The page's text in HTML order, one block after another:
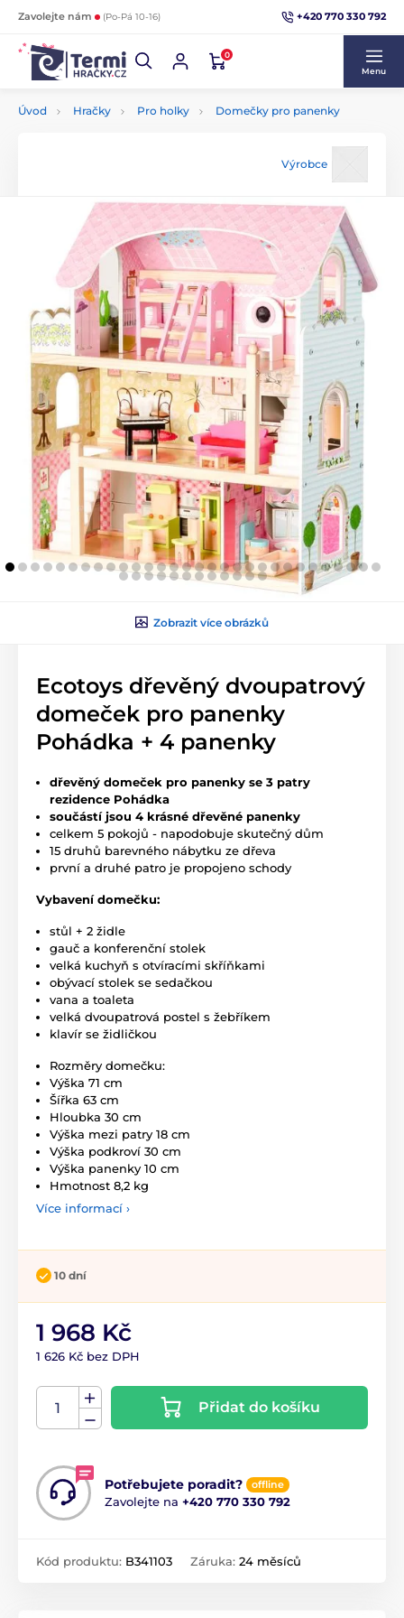
Zavolejte nám (Po-Pá 10-16) +420 770 330 792
0
Menu
Úvod Hračky Pro holky Domečky pro panenky
Výrobce
Zobrazit více obrázků
Ecotoys dřevěný dvoupatrový
domeček pro panenky
Pohádka + 4 panenky
dřevěný domeček pro panenky se 3 patry
rezidence Pohádka
součástí jsou 4 krásné dřevěné panenky
celkem 5 pokojů - napodobuje skutečný dům
15 druhů barevného nábytku ze dřeva
první a druhé patro je propojeno schody
Vybavení domečku:
stůl + 2 židle
gauč a konferenční stolek
velká kuchyň s otvíracími skříňkami
obývací stolek se sedačkou
vana a toaleta
velká dvoupatrová postel s žebříkem
klavír se židličkou
Rozměry domečku:
Výška 71 cm
Šířka 63 cm
Hloubka 30 cm
Výška mezi patry 18 cm
Výška podkroví 30 cm
Výška panenky 10 cm
Hmotnost 8,2 kg
Více informací ›
10 dní
1 968 Kč
1 626 Kč bez DPH
Přidat do košíku
Potřebujete poradit? offline
Zavolejte na +420 770 330 792
Kód produktu: B341103 Záruka: 24 měsíců